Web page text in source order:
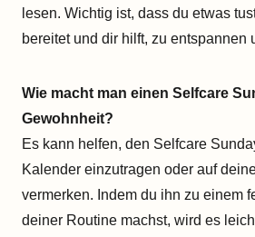
lesen. Wichtig ist, dass du etwas
bereitet und dir hilft, zu entspannen
Wie macht man einen Selfcare
Gewohnheit?
Es kann helfen, den Selfcare
Kalender einzutragen oder auf
vermerken. Indem du ihn zu einem
deiner Routine machst, wird es